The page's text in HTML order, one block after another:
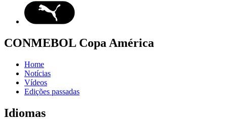
CONMEBOL Copa América
Home
Notícias
Vídeos
Edições passadas
Idiomas